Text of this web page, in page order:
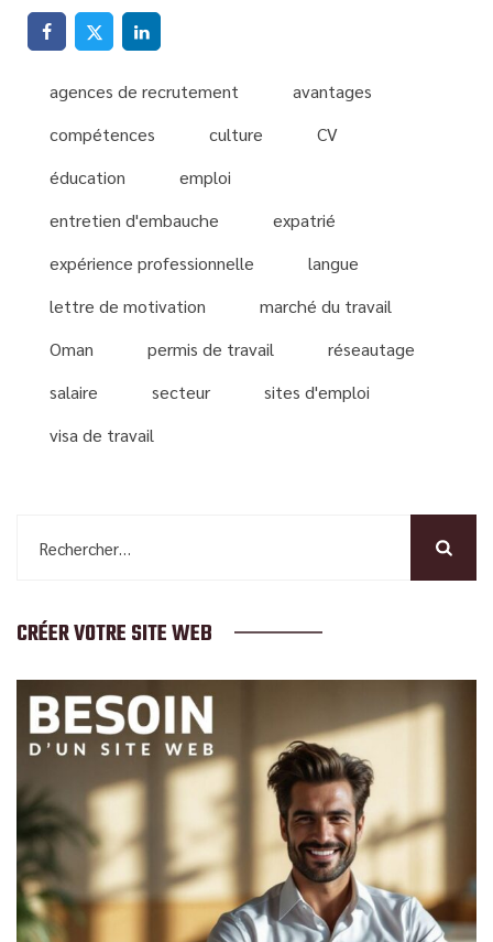
agences de recrutement
avantages
compétences
culture
CV
éducation
emploi
entretien d'embauche
expatrié
expérience professionnelle
langue
lettre de motivation
marché du travail
Oman
permis de travail
réseautage
salaire
secteur
sites d'emploi
visa de travail
CRÉER VOTRE SITE WEB